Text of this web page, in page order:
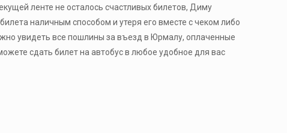
ленте не осталось счастливых билетов, Диму
наличным способом и утеря его вместе с чеком либо
увидеть все пошлины за въезд в Юрмалу, оплаченные
сдать билет на автобус в любое удобное для вас